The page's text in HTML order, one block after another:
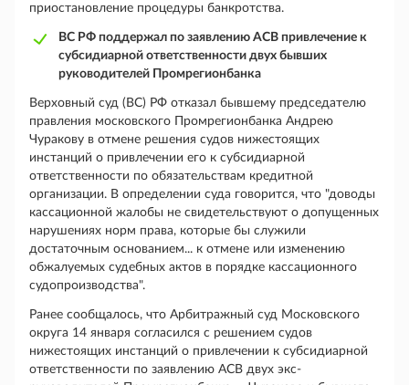
приостановление процедуры банкротства.
ВС РФ поддержал по заявлению АСВ привлечение к
субсидиарной ответственности двух бывших
руководителей Промрегионбанка
Верховный суд (ВС) РФ отказал бывшему председателю
правления московского Промрегионбанка Андрею
Чуракову в отмене решения судов нижестоящих
инстанций о привлечении его к субсидиарной
ответственности по обязательствам кредитной
организации. В определении суда говорится, что "доводы
кассационной жалобы не свидетельствуют о допущенных
нарушениях норм права, которые бы служили
достаточным основанием... к отмене или изменению
обжалуемых судебных актов в порядке кассационного
судопроизводства".
Ранее сообщалось, что Арбитражный суд Московского
округа 14 января согласился с решением судов
нижестоящих инстанций о привлечении к субсидиарной
ответственности по заявлению АСВ двух экс-